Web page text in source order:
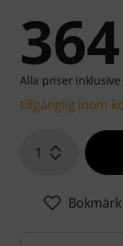
364
Alla priser inklusive
tillgänglig inom
1
Bokmärk